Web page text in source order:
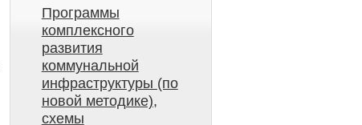
Программы
комплексного
развития
коммунальной
инфраструктуры (по
новой методике),
схемы